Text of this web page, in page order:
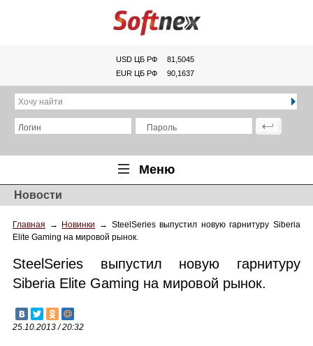
USD ЦБ РФ
81,5045
EUR ЦБ РФ
90,1637
Хочу найти
Логин Пароль
Меню
Главная
Обзоры
Новинки
Новости
Главная → Новинки → SteelSeries выпустил новую гарнитуру Siberia
Elite Gaming на мировой рынок.
SteelSeries выпустил новую гарнитуру
Siberia Elite Gaming на мировой рынок.
25.10.2013 / 20:32